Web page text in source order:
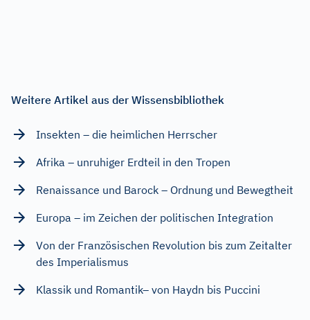
Weitere Artikel aus der Wissensbibliothek
Insekten – die heimlichen Herrscher
Afrika – unruhiger Erdteil in den Tropen
Renaissance und Barock – Ordnung und Bewegtheit
Europa – im Zeichen der politischen Integration
Von der Französischen Revolution bis zum Zeitalter
des Imperialismus
Klassik und Romantik– von Haydn bis Puccini